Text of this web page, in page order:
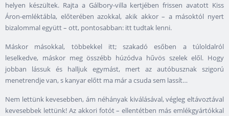
helyen készültek. Rajta a Gálbory-villa kertjében frissen avatott Kiss
Áron-emléktábla, előterében azokkal, akik akkor – a másoktól nyert
bizalommal együtt – ott, pontosabban: itt tudtak lenni.
Máskor másokkal, többekkel itt; szakadó esőben a túloldalról
leselkedve, máskor meg összébb húzódva hűvös szelek elől. Hogy
jobban lássuk és halljuk egymást, mert az autóbusznak szigorú
menetrendje van, s kanyar előtt ma már a csuda sem lassít…
Nem lettünk kevesebben, ám néhányak kiválásával, végleg eltávoztával
kevesebbek lettünk! Az akkori fotót – ellentétben más emlékgyártókkal